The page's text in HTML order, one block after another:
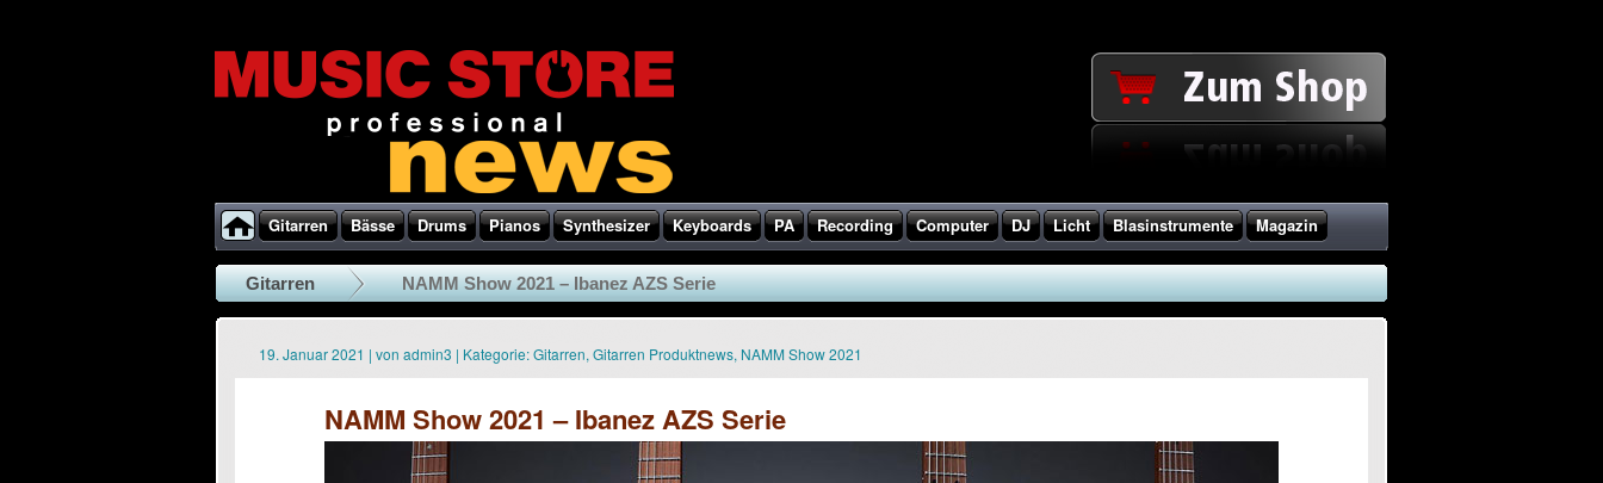
Gitarren Bässe Drums Pianos Synthesizer Keyboards PA Recording Computer DJ Licht Blasinstrumente Magazin
Gitarren NAMM Show 2021 – Ibanez AZS Serie
19. Januar 2021 | von admin3 | Kategorie:Gitarren, Gitarren Produktnews, NAMM Show 2021
NAMM Show 2021 – Ibanez AZS Serie